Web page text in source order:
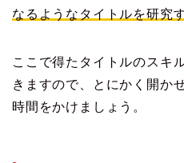
なるようなタイトルを研究
ここで得たタイトルのスキ
きますので、とにかく開か
時間をかけましょう。